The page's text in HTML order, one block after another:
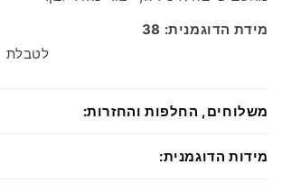
מידת הדוגמנית: 38
לטבלת
משלוחים, החלפות והחזרות:
מידות הדוגמנית: